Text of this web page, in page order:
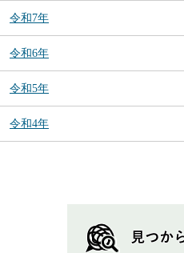
令和7年
令和6年
令和5年
令和4年